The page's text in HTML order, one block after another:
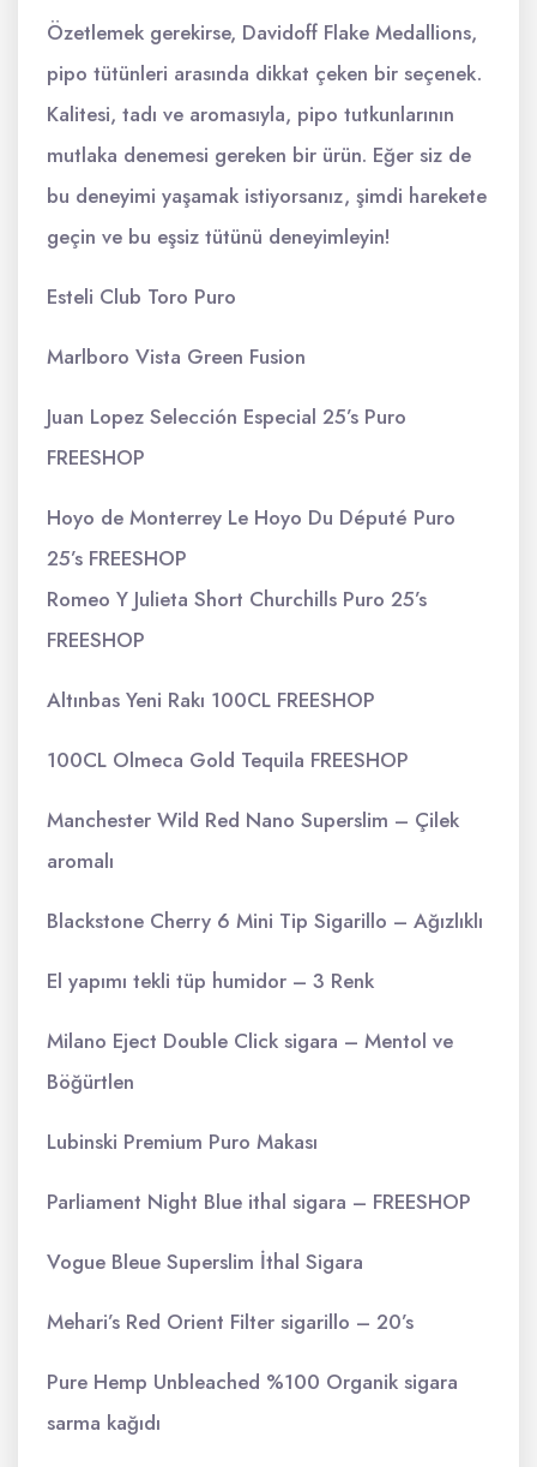
Özetlemek gerekirse, Davidoff Flake Medallions,
pipo tütünleri arasında dikkat çeken bir seçenek.
Kalitesi, tadı ve aromasıyla, pipo tutkunlarının
mutlaka denemesi gereken bir ürün. Eğer siz de
bu deneyimi yaşamak istiyorsanız, şimdi harekete
geçin ve bu eşsiz tütünü deneyimleyin!
Esteli Club Toro Puro
Marlboro Vista Green Fusion
Juan Lopez Selección Especial 25’s Puro
FREESHOP
Hoyo de Monterrey Le Hoyo Du Député Puro
25’s FREESHOP
Romeo Y Julieta Short Churchills Puro 25’s
FREESHOP
Altınbas Yeni Rakı 100CL FREESHOP
100CL Olmeca Gold Tequila FREESHOP
Manchester Wild Red Nano Superslim – Çilek
aromalı
Blackstone Cherry 6 Mini Tip Sigarillo – Ağızlıklı
El yapımı tekli tüp humidor – 3 Renk
Milano Eject Double Click sigara – Mentol ve
Böğürtlen
Lubinski Premium Puro Makası
Parliament Night Blue ithal sigara – FREESHOP
Vogue Bleue Superslim İthal Sigara
Mehari’s Red Orient Filter sigarillo – 20’s
Pure Hemp Unbleached %100 Organik sigara
sarma kağıdı